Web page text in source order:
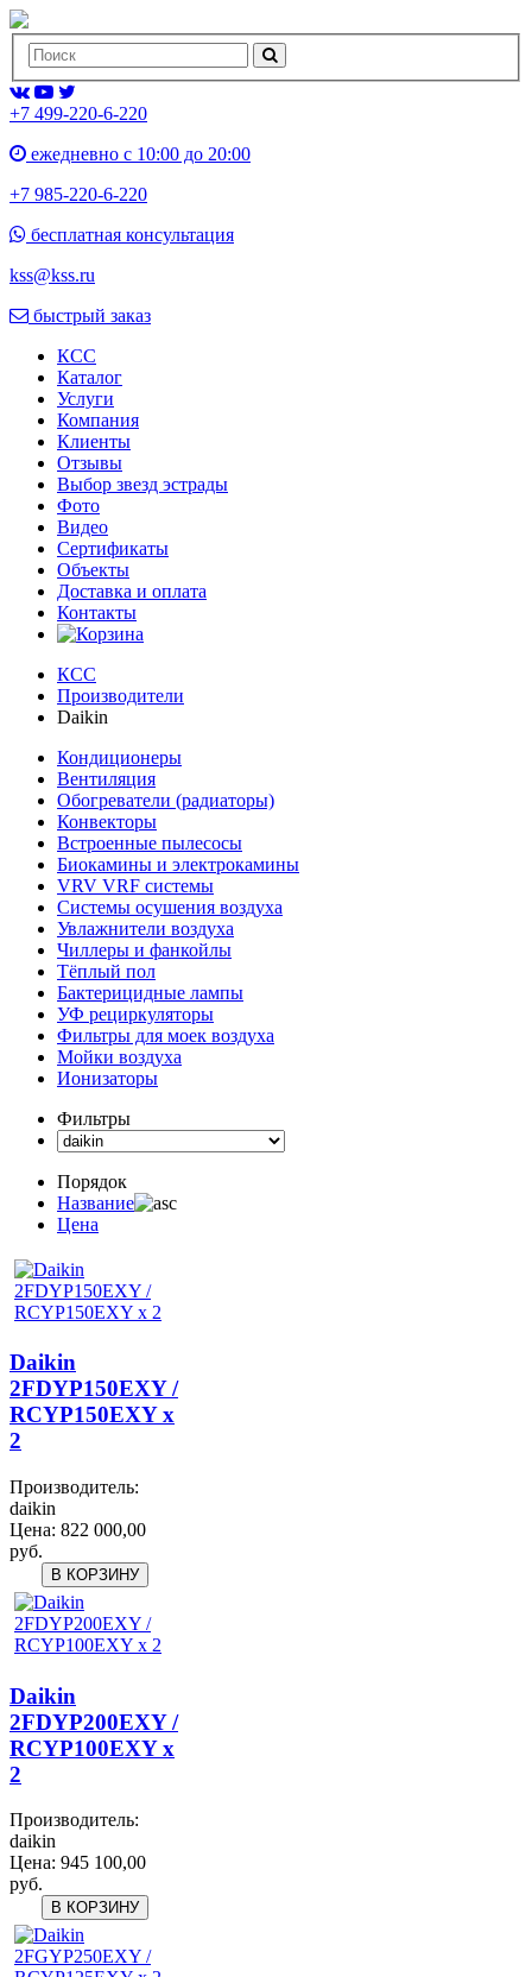
+7 499-220-6-220
ежедневно с 10:00 до 20:00
+7 985-220-6-220
бесплатная консультация
kss@kss.ru
быстрый заказ
КСС
Каталог
Услуги
Компания
Клиенты
Oтзывы
Выбор звезд эстрады
Фото
Видео
Сертификаты
Объекты
Доставка и оплата
Контакты
КСС
Производители
Daikin
Кондиционеры
Вентиляция
Обогреватели (радиаторы)
Конвекторы
Встроенные пылесосы
Биокамины и электрокамины
VRV VRF системы
Системы осушения воздуха
Увлажнители воздуха
Чиллеры и фанкойлы
Тёплый пол
Бактерицидные лампы
УФ рециркуляторы
Фильтры для моек воздуха
Мойки воздуха
Ионизаторы
Фильтры
Порядок
Название
Цена
Daikin
2FDYP150EXY /
RCYP150EXY x
2
Производитель:
daikin
Цена: 822 000,00
руб.
Daikin
2FDYP200EXY /
RCYP100EXY x
2
Производитель:
daikin
Цена: 945 100,00
руб.